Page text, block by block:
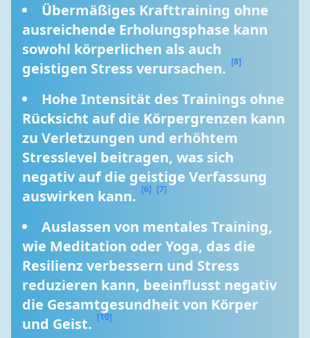
Übermäßiges Krafttraining ohne
ausreichende Erholungsphase kann
sowohl körperlichen als auch
geistigen Stress verursachen. [8]
Hohe Intensität des Trainings ohne
Rücksicht auf die Körpergrenzen kann
zu Verletzungen und erhöhtem
Stresslevel beitragen, was sich
negativ auf die geistige Verfassung
auswirken kann. [6] [7]
Auslassen von mentales Training,
wie Meditation oder Yoga, das die
Resilienz verbessern und Stress
reduzieren kann, beeinflusst negativ
die Gesamtgesundheit von Körper
und Geist. [10]